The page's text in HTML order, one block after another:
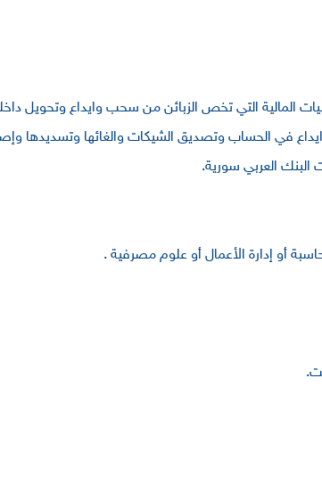
المالية التي تخص الزبائن من سحب وايداع وتحويل
في الحساب وتصديق الشيكات والغائها وتسديدها
البنك العربي سورية.
أو إدارة الأعمال أو علوم مصرفية .